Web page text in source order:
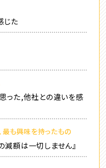
じた
った,他社との違いを感
最も興味を持ったもの
減額は一切しません』